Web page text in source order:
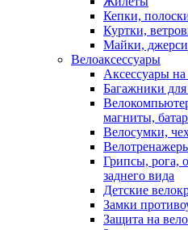
Кепки,
Куртки,
Майки, джерси
Велоаксессуары
Аксессуары
Багажники для
магниты,
Велосумки,
Грипсы, рога,
заднего вида
Детские
Замки
Защита на